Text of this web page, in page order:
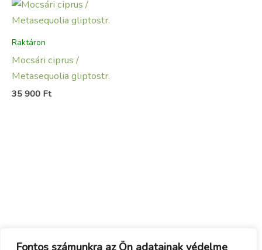
Fontos számunkra az Ön adatainak védelme
Raktáron
Mocsári ciprus /
Metasequolia gliptostr.
35 900 Ft